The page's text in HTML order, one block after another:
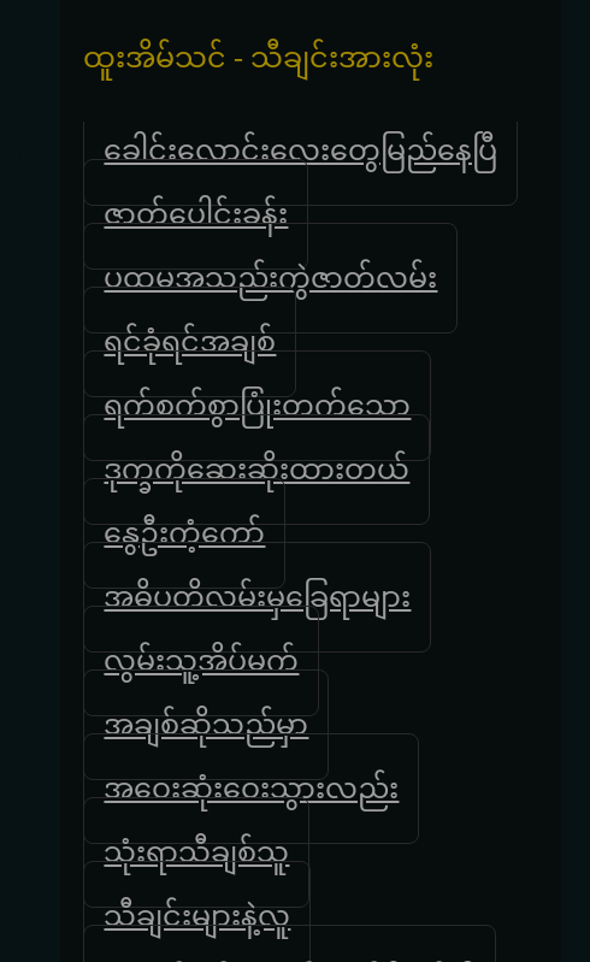
ထူးအိမ်သင် - သီချင်းအားလုံး
ခေါင်းလောင်းလေးတွေမြည်နေပြီ
ဇာတ်ပေါင်းခန်း
ပထမအသည်းကွဲဇာတ်လမ်း
ရင်ခုံရင်အချစ်
ရက်စက်စွာပြုံးတက်သော
ဒုက္ခကိုဆေးဆိုးထားတယ်
နွေဦးကံ့ကော်
အဓိပတိလမ်းမှခြေရာများ
လွမ်းသူ့အိပ်မက်
အချစ်ဆိုသည်မှာ
အဝေးဆုံးဝေးသွားလည်း
သုံးရာသီချစ်သူ
သီချင်းများနဲ့လူ